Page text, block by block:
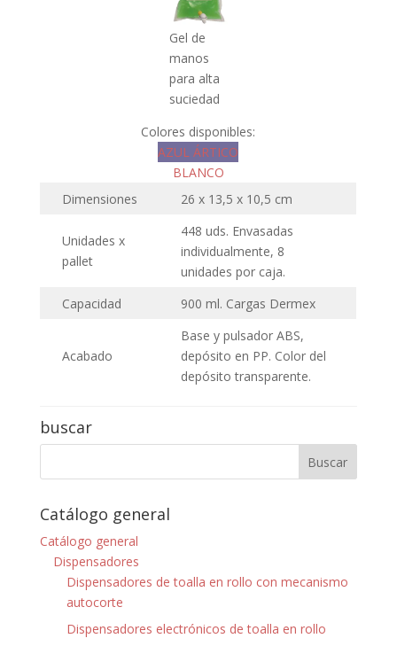
Gel de
manos
para alta
suciedad
Colores disponibles:
AZUL ÁRTICO
BLANCO
Dimensiones
26 x 13,5 x 10,5 cm
Unidades x
pallet
448 uds. Envasadas
individualmente, 8
unidades por caja.
Capacidad
900 ml. Cargas Dermex
Acabado
Base y pulsador ABS,
depósito en PP. Color del
depósito transparente.
buscar
Catálogo general
Catálogo general
Dispensadores
Dispensadores de toalla en rollo con mecanismo
autocorte
Dispensadores electrónicos de toalla en rollo